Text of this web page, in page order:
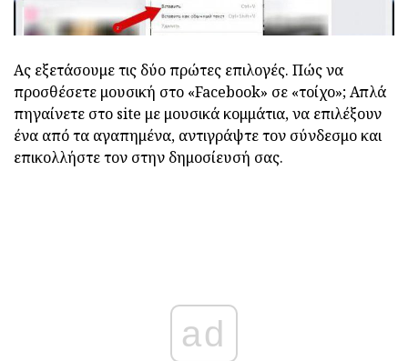
Ας εξετάσουμε τις δύο πρώτες επιλογές. Πώς να
προσθέσετε μουσική στο «Facebook» σε «τοίχο»; Απλά
πηγαίνετε στο site με μουσικά κομμάτια, να επιλέξουν
ένα από τα αγαπημένα, αντιγράψτε τον σύνδεσμο και
επικολλήστε τον στην δημοσίευσή σας.
ad